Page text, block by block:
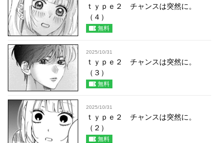
ｔｙｐｅ２ チャンスは突然に。
（４）
無料
2025/10/31
ｔｙｐｅ２ チャンスは突然に。
（３）
無料
2025/10/31
ｔｙｐｅ２ チャンスは突然に。
（２）
無料